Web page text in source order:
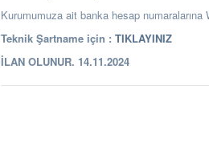
Kurumumuza ait banka hesap numaralarına
Teknik Şartname için : TIKLAYINIZ
İLAN OLUNUR. 14.11.2024